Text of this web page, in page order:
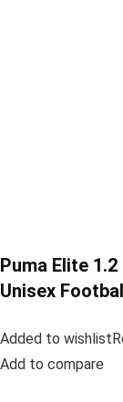
Puma Elite
Unisex
Added to
Add to compare